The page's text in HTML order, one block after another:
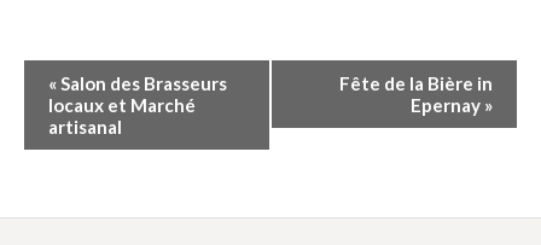
Event
Navigation
«Salon des Brasseurs
locaux et Marché
artisanal
Fête de la Bière in
Epernay »